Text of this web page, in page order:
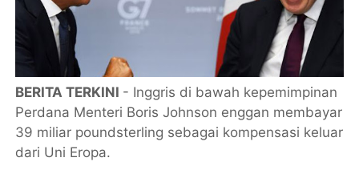
BERITA TERKINI - Inggris di bawah kepemimpinan
Perdana Menteri Boris Johnson enggan membayar
39 miliar poundsterling sebagai kompensasi keluar
dari Uni Eropa.